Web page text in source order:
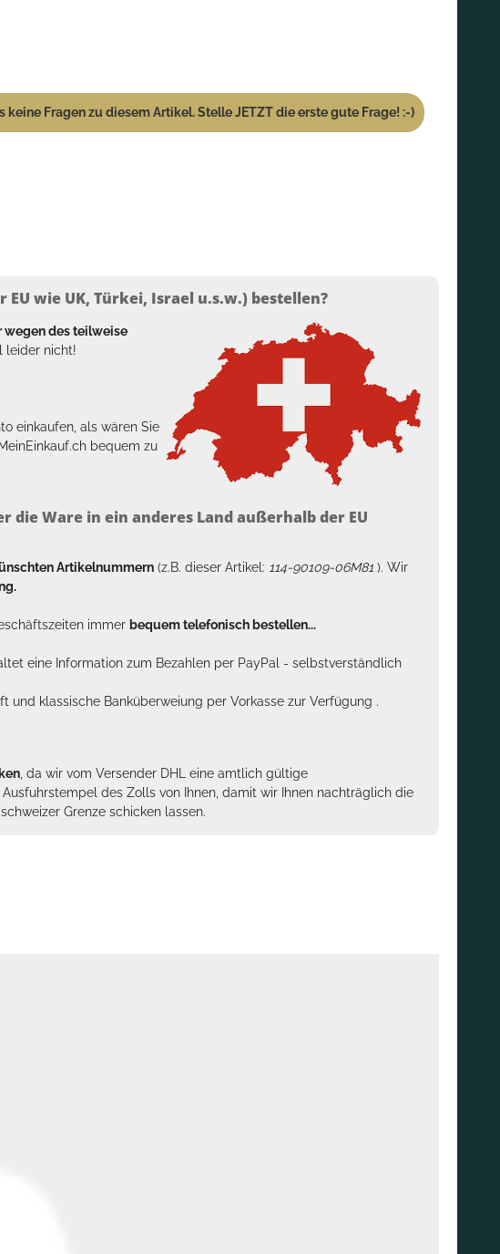
keine Fragen zu diesem Artikel. Stelle JETZT die erste gute Frage! :-)
wie UK, Türkei, Israel u.s.w.) bestellen?
wegen des teilweise
leider nicht!
einkaufen, als wären Sie
bequem zu
Ware in ein anderes Land außerhalb der EU
Artikelnummern (z.B. dieser Artikel: 114-90109-06M81 ). Wir
immer bequem telefonisch bestellen...
eine Information zum Bezahlen per PayPal - selbstverständlich
und klassische Banküberweiung per Vorkasse zur Verfügung .
, da wir vom Versender DHL eine amtlich gültige
des Zolls von Ihnen, damit wir Ihnen nachträglich die
Grenze schicken lassen.